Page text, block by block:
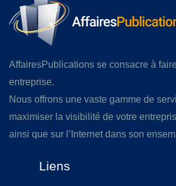
AffairesPublications se consacre à
entreprise.
Nous offrons une vaste gamme de
maximiser la visibilité de votre
ainsi que sur l’Internet dans son
Liens